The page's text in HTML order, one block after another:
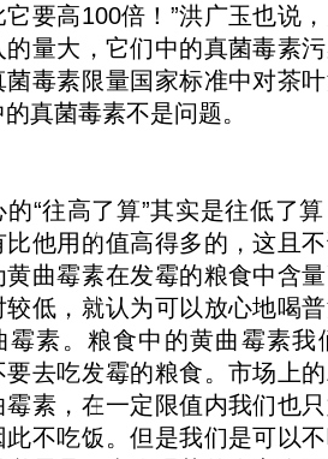
它要高100倍！”洪广玉也说
的量大，它们中的真菌毒素
菌毒素限量国家标准中对茶
真菌毒素不是问题。
的“往高了算”其实是往低了
比他用的值高得多的，这且
黄曲霉素在发霉的粮食中含
较低，就认为可以放心地喝
霉素。粮食中的黄曲霉素我
要去吃发霉的粮食。市场上
霉素，在一定限值内我们也
此不吃饭。但是我们是可以